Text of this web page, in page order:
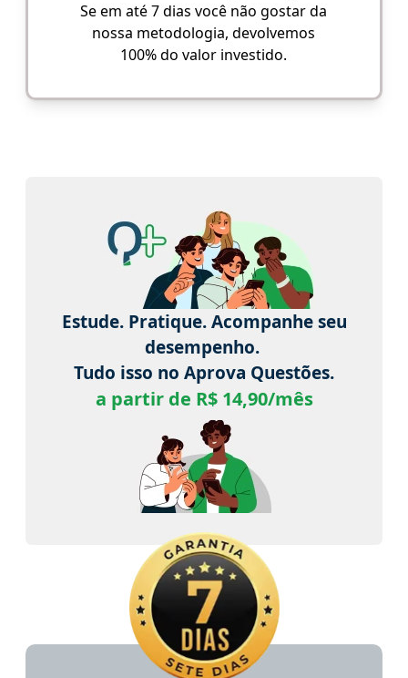
Se em até 7 dias você não gostar da
nossa metodologia, devolvemos
100% do valor investido.
Estude. Pratique. Acompanhe seu
desempenho.
Tudo isso no Aprova Questões.
a partir de R$ 14,90/mês